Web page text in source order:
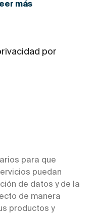
más
por
para que
puedan
de datos y de la
de manera
productos y